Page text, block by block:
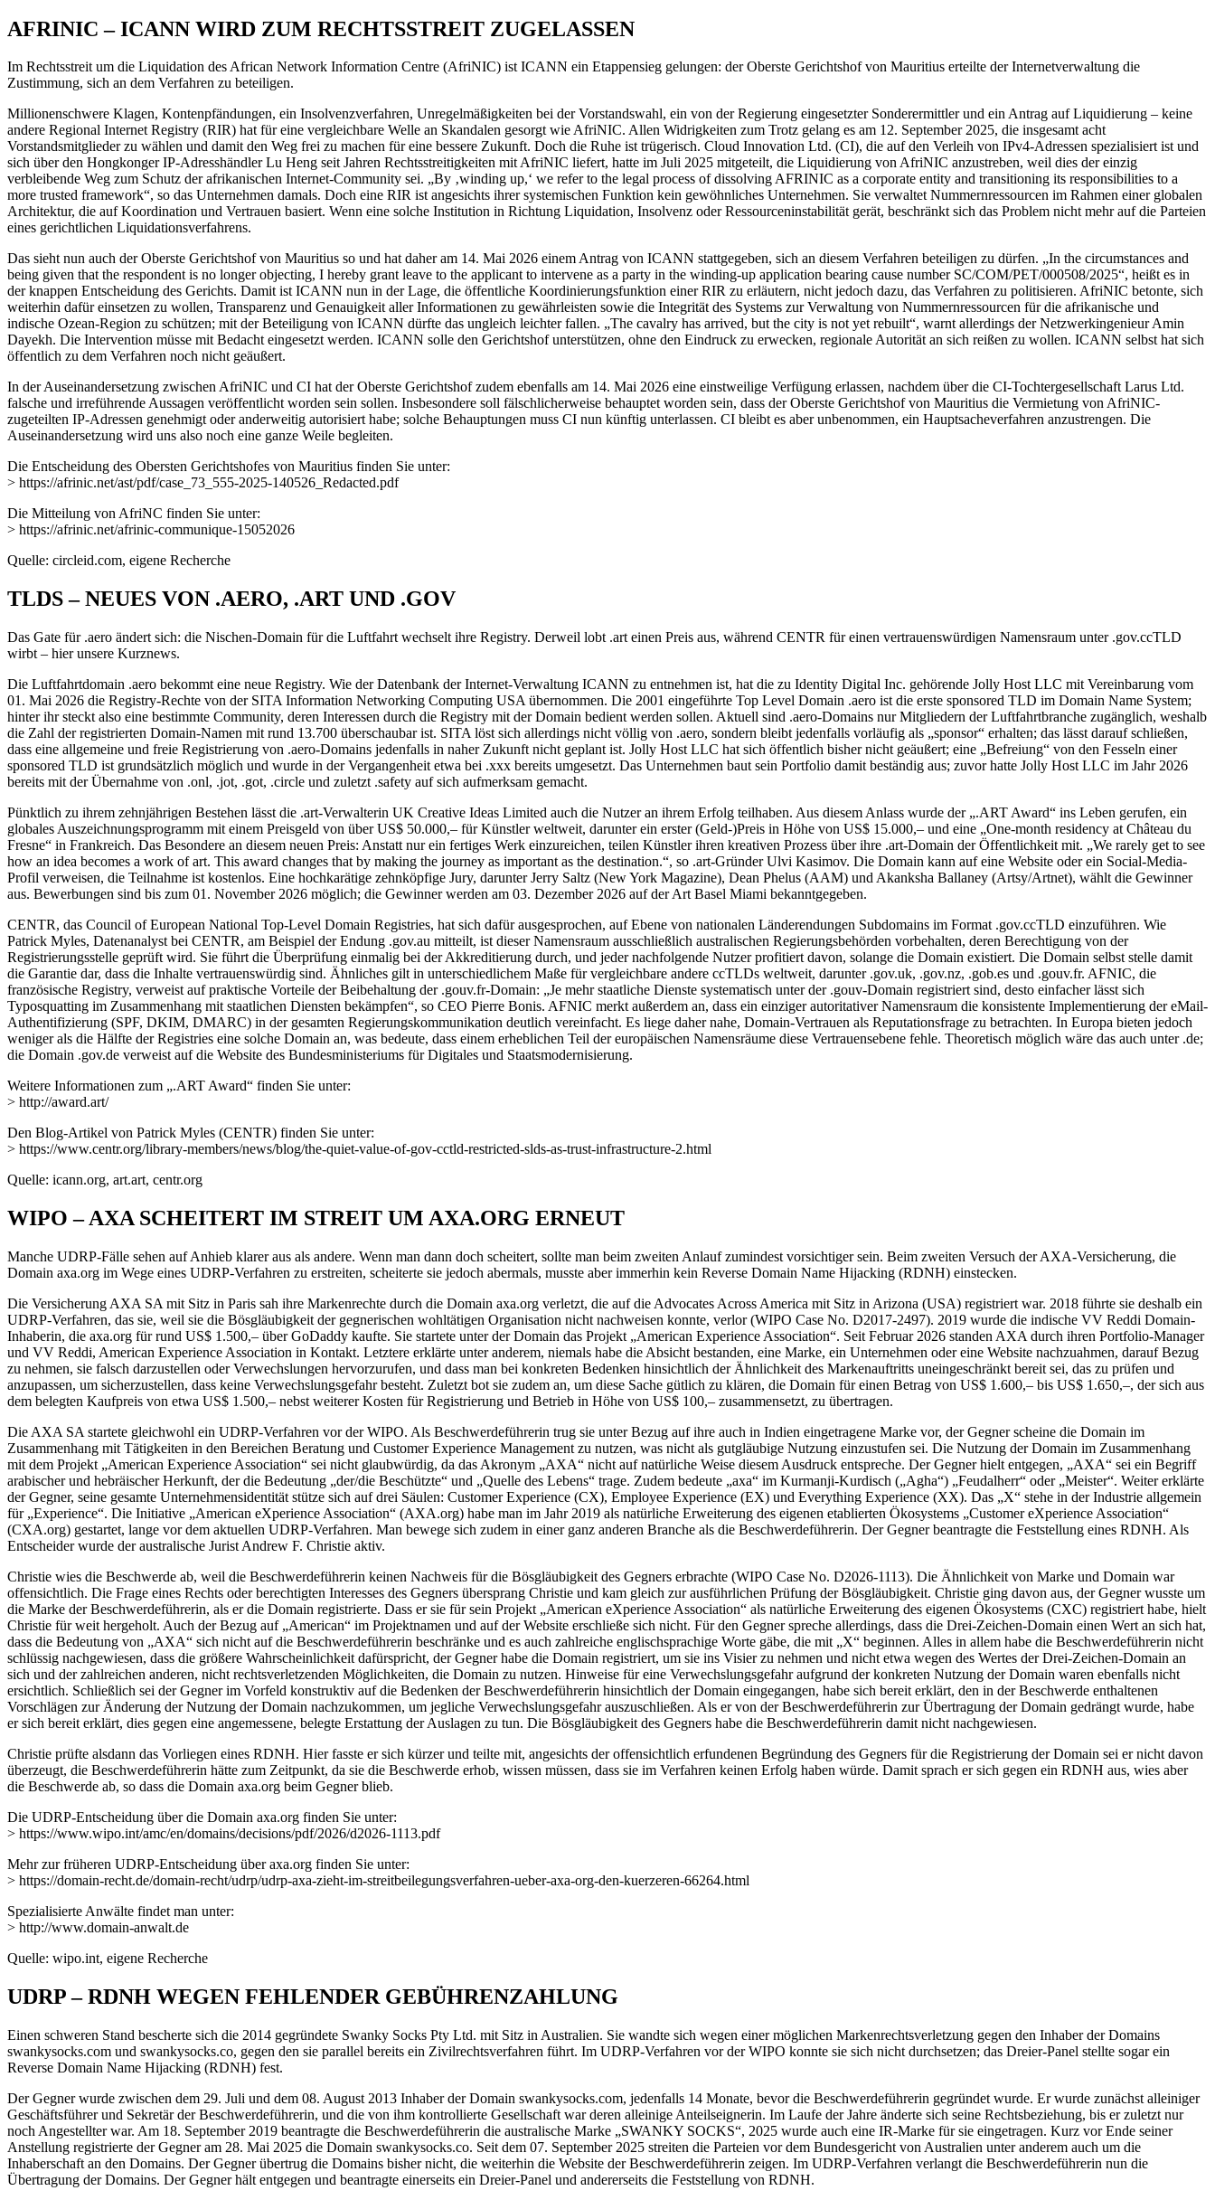
AFRINIC – ICANN WIRD ZUM RECHTSSTREIT ZUGELASSEN
Im Rechtsstreit um die Liquidation des African Network Information Centre (AfriNIC) ist ICANN ein Etappensieg gelungen: der Oberste Gerichtshof von Mauritius erteilte der Internetverwaltung die
Zustimmung, sich an dem Verfahren zu beteiligen.
Millionenschwere Klagen, Kontenpfändungen, ein Insolvenzverfahren, Unregelmäßigkeiten bei der Vorstandswahl, ein von der Regierung eingesetzter Sonderermittler und ein Antrag auf Liquidierung – keine
andere Regional Internet Registry (RIR) hat für eine vergleichbare Welle an Skandalen gesorgt wie AfriNIC. Allen Widrigkeiten zum Trotz gelang es am 12. September 2025, die insgesamt acht
Vorstandsmitglieder zu wählen und damit den Weg frei zu machen für eine bessere Zukunft. Doch die Ruhe ist trügerisch. Cloud Innovation Ltd. (CI), die auf den Verleih von IPv4-Adressen spezialisiert ist und
sich über den Hongkonger IP-Adresshändler Lu Heng seit Jahren Rechtsstreitigkeiten mit AfriNIC liefert, hatte im Juli 2025 mitgeteilt, die Liquidierung von AfriNIC anzustreben, weil dies der einzig
verbleibende Weg zum Schutz der afrikanischen Internet-Community sei. „By ‚winding up,‘ we refer to the legal process of dissolving AFRINIC as a corporate entity and transitioning its responsibilities to a
more trusted framework“, so das Unternehmen damals. Doch eine RIR ist angesichts ihrer systemischen Funktion kein gewöhnliches Unternehmen. Sie verwaltet Nummernressourcen im Rahmen einer globalen
Architektur, die auf Koordination und Vertrauen basiert. Wenn eine solche Institution in Richtung Liquidation, Insolvenz oder Ressourceninstabilität gerät, beschränkt sich das Problem nicht mehr auf die Parteien
eines gerichtlichen Liquidationsverfahrens.
Das sieht nun auch der Oberste Gerichtshof von Mauritius so und hat daher am 14. Mai 2026 einem Antrag von ICANN stattgegeben, sich an diesem Verfahren beteiligen zu dürfen. „In the circumstances and
being given that the respondent is no longer objecting, I hereby grant leave to the applicant to intervene as a party in the winding-up application bearing cause number SC/COM/PET/000508/2025“, heißt es in
der knappen Entscheidung des Gerichts. Damit ist ICANN nun in der Lage, die öffentliche Koordinierungsfunktion einer RIR zu erläutern, nicht jedoch dazu, das Verfahren zu politisieren. AfriNIC betonte, sich
weiterhin dafür einsetzen zu wollen, Transparenz und Genauigkeit aller Informationen zu gewährleisten sowie die Integrität des Systems zur Verwaltung von Nummernressourcen für die afrikanische und
indische Ozean-Region zu schützen; mit der Beteiligung von ICANN dürfte das ungleich leichter fallen. „The cavalry has arrived, but the city is not yet rebuilt“, warnt allerdings der Netzwerkingenieur Amin
Dayekh. Die Intervention müsse mit Bedacht eingesetzt werden. ICANN solle den Gerichtshof unterstützen, ohne den Eindruck zu erwecken, regionale Autorität an sich reißen zu wollen. ICANN selbst hat sich
öffentlich zu dem Verfahren noch nicht geäußert.
In der Auseinandersetzung zwischen AfriNIC und CI hat der Oberste Gerichtshof zudem ebenfalls am 14. Mai 2026 eine einstweilige Verfügung erlassen, nachdem über die CI-Tochtergesellschaft Larus Ltd.
falsche und irreführende Aussagen veröffentlicht worden sein sollen. Insbesondere soll fälschlicherweise behauptet worden sein, dass der Oberste Gerichtshof von Mauritius die Vermietung von AfriNIC-
zugeteilten IP-Adressen genehmigt oder anderweitig autorisiert habe; solche Behauptungen muss CI nun künftig unterlassen. CI bleibt es aber unbenommen, ein Hauptsacheverfahren anzustrengen. Die
Auseinandersetzung wird uns also noch eine ganze Weile begleiten.
Die Entscheidung des Obersten Gerichtshofes von Mauritius finden Sie unter:
> https://afrinic.net/ast/pdf/case_73_555-2025-140526_Redacted.pdf
Die Mitteilung von AfriNC finden Sie unter:
> https://afrinic.net/afrinic-communique-15052026
Quelle: circleid.com, eigene Recherche
TLDS – NEUES VON .AERO, .ART UND .GOV
Das Gate für .aero ändert sich: die Nischen-Domain für die Luftfahrt wechselt ihre Registry. Derweil lobt .art einen Preis aus, während CENTR für einen vertrauenswürdigen Namensraum unter .gov.ccTLD
wirbt – hier unsere Kurznews.
Die Luftfahrtdomain .aero bekommt eine neue Registry. Wie der Datenbank der Internet-Verwaltung ICANN zu entnehmen ist, hat die zu Identity Digital Inc. gehörende Jolly Host LLC mit Vereinbarung vom
01. Mai 2026 die Registry-Rechte von der SITA Information Networking Computing USA übernommen. Die 2001 eingeführte Top Level Domain .aero ist die erste sponsored TLD im Domain Name System;
hinter ihr steckt also eine bestimmte Community, deren Interessen durch die Registry mit der Domain bedient werden sollen. Aktuell sind .aero-Domains nur Mitgliedern der Luftfahrtbranche zugänglich, weshalb
die Zahl der registrierten Domain-Namen mit rund 13.700 überschaubar ist. SITA löst sich allerdings nicht völlig von .aero, sondern bleibt jedenfalls vorläufig als „sponsor“ erhalten; das lässt darauf schließen,
dass eine allgemeine und freie Registrierung von .aero-Domains jedenfalls in naher Zukunft nicht geplant ist. Jolly Host LLC hat sich öffentlich bisher nicht geäußert; eine „Befreiung“ von den Fesseln einer
sponsored TLD ist grundsätzlich möglich und wurde in der Vergangenheit etwa bei .xxx bereits umgesetzt. Das Unternehmen baut sein Portfolio damit beständig aus; zuvor hatte Jolly Host LLC im Jahr 2026
bereits mit der Übernahme von .onl, .jot, .got, .circle und zuletzt .safety auf sich aufmerksam gemacht.
Pünktlich zu ihrem zehnjährigen Bestehen lässt die .art-Verwalterin UK Creative Ideas Limited auch die Nutzer an ihrem Erfolg teilhaben. Aus diesem Anlass wurde der „.ART Award“ ins Leben gerufen, ein
globales Auszeichnungsprogramm mit einem Preisgeld von über US$ 50.000,– für Künstler weltweit, darunter ein erster (Geld-)Preis in Höhe von US$ 15.000,– und eine „One-month residency at Château du
Fresne“ in Frankreich. Das Besondere an diesem neuen Preis: Anstatt nur ein fertiges Werk einzureichen, teilen Künstler ihren kreativen Prozess über ihre .art-Domain der Öffentlichkeit mit. „We rarely get to see
how an idea becomes a work of art. This award changes that by making the journey as important as the destination.“, so .art-Gründer Ulvi Kasimov. Die Domain kann auf eine Website oder ein Social-Media-
Profil verweisen, die Teilnahme ist kostenlos. Eine hochkarätige zehnköpfige Jury, darunter Jerry Saltz (New York Magazine), Dean Phelus (AAM) und Akanksha Ballaney (Artsy/Artnet), wählt die Gewinner
aus. Bewerbungen sind bis zum 01. November 2026 möglich; die Gewinner werden am 03. Dezember 2026 auf der Art Basel Miami bekanntgegeben.
CENTR, das Council of European National Top-Level Domain Registries, hat sich dafür ausgesprochen, auf Ebene von nationalen Länderendungen Subdomains im Format .gov.ccTLD einzuführen. Wie
Patrick Myles, Datenanalyst bei CENTR, am Beispiel der Endung .gov.au mitteilt, ist dieser Namensraum ausschließlich australischen Regierungsbehörden vorbehalten, deren Berechtigung von der
Registrierungsstelle geprüft wird. Sie führt die Überprüfung einmalig bei der Akkreditierung durch, und jeder nachfolgende Nutzer profitiert davon, solange die Domain existiert. Die Domain selbst stelle damit
die Garantie dar, dass die Inhalte vertrauenswürdig sind. Ähnliches gilt in unterschiedlichem Maße für vergleichbare andere ccTLDs weltweit, darunter .gov.uk, .gov.nz, .gob.es und .gouv.fr. AFNIC, die
französische Registry, verweist auf praktische Vorteile der Beibehaltung der .gouv.fr-Domain: „Je mehr staatliche Dienste systematisch unter der .gouv-Domain registriert sind, desto einfacher lässt sich
Typosquatting im Zusammenhang mit staatlichen Diensten bekämpfen“, so CEO Pierre Bonis. AFNIC merkt außerdem an, dass ein einziger autoritativer Namensraum die konsistente Implementierung der eMail-
Authentifizierung (SPF, DKIM, DMARC) in der gesamten Regierungskommunikation deutlich vereinfacht. Es liege daher nahe, Domain-Vertrauen als Reputationsfrage zu betrachten. In Europa bieten jedoch
weniger als die Hälfte der Registries eine solche Domain an, was bedeute, dass einem erheblichen Teil der europäischen Namensräume diese Vertrauensebene fehle. Theoretisch möglich wäre das auch unter .de;
die Domain .gov.de verweist auf die Website des Bundesministeriums für Digitales und Staatsmodernisierung.
Weitere Informationen zum „.ART Award“ finden Sie unter:
> http://award.art/
Den Blog-Artikel von Patrick Myles (CENTR) finden Sie unter:
> https://www.centr.org/library-members/news/blog/the-quiet-value-of-gov-cctld-restricted-slds-as-trust-infrastructure-2.html
Quelle: icann.org, art.art, centr.org
WIPO – AXA SCHEITERT IM STREIT UM AXA.ORG ERNEUT
Manche UDRP-Fälle sehen auf Anhieb klarer aus als andere. Wenn man dann doch scheitert, sollte man beim zweiten Anlauf zumindest vorsichtiger sein. Beim zweiten Versuch der AXA-Versicherung, die
Domain axa.org im Wege eines UDRP-Verfahren zu erstreiten, scheiterte sie jedoch abermals, musste aber immerhin kein Reverse Domain Name Hijacking (RDNH) einstecken.
Die Versicherung AXA SA mit Sitz in Paris sah ihre Markenrechte durch die Domain axa.org verletzt, die auf die Advocates Across America mit Sitz in Arizona (USA) registriert war. 2018 führte sie deshalb ein
UDRP-Verfahren, das sie, weil sie die Bösgläubigkeit der gegnerischen wohltätigen Organisation nicht nachweisen konnte, verlor (WIPO Case No. D2017-2497). 2019 wurde die indische VV Reddi Domain-
Inhaberin, die axa.org für rund US$ 1.500,– über GoDaddy kaufte. Sie startete unter der Domain das Projekt „American Experience Association“. Seit Februar 2026 standen AXA durch ihren Portfolio-Manager
und VV Reddi, American Experience Association in Kontakt. Letztere erklärte unter anderem, niemals habe die Absicht bestanden, eine Marke, ein Unternehmen oder eine Website nachzuahmen, darauf Bezug
zu nehmen, sie falsch darzustellen oder Verwechslungen hervorzurufen, und dass man bei konkreten Bedenken hinsichtlich der Ähnlichkeit des Markenauftritts uneingeschränkt bereit sei, das zu prüfen und
anzupassen, um sicherzustellen, dass keine Verwechslungsgefahr besteht. Zuletzt bot sie zudem an, um diese Sache gütlich zu klären, die Domain für einen Betrag von US$ 1.600,– bis US$ 1.650,–, der sich aus
dem belegten Kaufpreis von etwa US$ 1.500,– nebst weiterer Kosten für Registrierung und Betrieb in Höhe von US$ 100,– zusammensetzt, zu übertragen.
Die AXA SA startete gleichwohl ein UDRP-Verfahren vor der WIPO. Als Beschwerdeführerin trug sie unter Bezug auf ihre auch in Indien eingetragene Marke vor, der Gegner scheine die Domain im
Zusammenhang mit Tätigkeiten in den Bereichen Beratung und Customer Experience Management zu nutzen, was nicht als gutgläubige Nutzung einzustufen sei. Die Nutzung der Domain im Zusammenhang
mit dem Projekt „American Experience Association“ sei nicht glaubwürdig, da das Akronym „AXA“ nicht auf natürliche Weise diesem Ausdruck entspreche. Der Gegner hielt entgegen, „AXA“ sei ein Begriff
arabischer und hebräischer Herkunft, der die Bedeutung „der/die Beschützte“ und „Quelle des Lebens“ trage. Zudem bedeute „axa“ im Kurmanji-Kurdisch („Agha“) „Feudalherr“ oder „Meister“. Weiter erklärte
der Gegner, seine gesamte Unternehmensidentität stütze sich auf drei Säulen: Customer Experience (CX), Employee Experience (EX) und Everything Experience (XX). Das „X“ stehe in der Industrie allgemein
für „Experience“. Die Initiative „American eXperience Association“ (AXA.org) habe man im Jahr 2019 als natürliche Erweiterung des eigenen etablierten Ökosystems „Customer eXperience Association“
(CXA.org) gestartet, lange vor dem aktuellen UDRP-Verfahren. Man bewege sich zudem in einer ganz anderen Branche als die Beschwerdeführerin. Der Gegner beantragte die Feststellung eines RDNH. Als
Entscheider wurde der australische Jurist Andrew F. Christie aktiv.
Christie wies die Beschwerde ab, weil die Beschwerdeführerin keinen Nachweis für die Bösgläubigkeit des Gegners erbrachte (WIPO Case No. D2026-1113). Die Ähnlichkeit von Marke und Domain war
offensichtlich. Die Frage eines Rechts oder berechtigten Interesses des Gegners übersprang Christie und kam gleich zur ausführlichen Prüfung der Bösgläubigkeit. Christie ging davon aus, der Gegner wusste um
die Marke der Beschwerdeführerin, als er die Domain registrierte. Dass er sie für sein Projekt „American eXperience Association“ als natürliche Erweiterung des eigenen Ökosystems (CXC) registriert habe, hielt
Christie für weit hergeholt. Auch der Bezug auf „American“ im Projektnamen und auf der Website erschließe sich nicht. Für den Gegner spreche allerdings, dass die Drei-Zeichen-Domain einen Wert an sich hat,
dass die Bedeutung von „AXA“ sich nicht auf die Beschwerdeführerin beschränke und es auch zahlreiche englischsprachige Worte gäbe, die mit „X“ beginnen. Alles in allem habe die Beschwerdeführerin nicht
schlüssig nachgewiesen, dass die größere Wahrscheinlichkeit dafürspricht, der Gegner habe die Domain registriert, um sie ins Visier zu nehmen und nicht etwa wegen des Wertes der Drei-Zeichen-Domain an
sich und der zahlreichen anderen, nicht rechtsverletzenden Möglichkeiten, die Domain zu nutzen. Hinweise für eine Verwechslungsgefahr aufgrund der konkreten Nutzung der Domain waren ebenfalls nicht
ersichtlich. Schließlich sei der Gegner im Vorfeld konstruktiv auf die Bedenken der Beschwerdeführerin hinsichtlich der Domain eingegangen, habe sich bereit erklärt, den in der Beschwerde enthaltenen
Vorschlägen zur Änderung der Nutzung der Domain nachzukommen, um jegliche Verwechslungsgefahr auszuschließen. Als er von der Beschwerdeführerin zur Übertragung der Domain gedrängt wurde, habe
er sich bereit erklärt, dies gegen eine angemessene, belegte Erstattung der Auslagen zu tun. Die Bösgläubigkeit des Gegners habe die Beschwerdeführerin damit nicht nachgewiesen.
Christie prüfte alsdann das Vorliegen eines RDNH. Hier fasste er sich kürzer und teilte mit, angesichts der offensichtlich erfundenen Begründung des Gegners für die Registrierung der Domain sei er nicht davon
überzeugt, die Beschwerdeführerin hätte zum Zeitpunkt, da sie die Beschwerde erhob, wissen müssen, dass sie im Verfahren keinen Erfolg haben würde. Damit sprach er sich gegen ein RDNH aus, wies aber
die Beschwerde ab, so dass die Domain axa.org beim Gegner blieb.
Die UDRP-Entscheidung über die Domain axa.org finden Sie unter:
> https://www.wipo.int/amc/en/domains/decisions/pdf/2026/d2026-1113.pdf
Mehr zur früheren UDRP-Entscheidung über axa.org finden Sie unter:
> https://domain-recht.de/domain-recht/udrp/udrp-axa-zieht-im-streitbeilegungsverfahren-ueber-axa-org-den-kuerzeren-66264.html
Spezialisierte Anwälte findet man unter:
> http://www.domain-anwalt.de
Quelle: wipo.int, eigene Recherche
UDRP – RDNH WEGEN FEHLENDER GEBÜHRENZAHLUNG
Einen schweren Stand bescherte sich die 2014 gegründete Swanky Socks Pty Ltd. mit Sitz in Australien. Sie wandte sich wegen einer möglichen Markenrechtsverletzung gegen den Inhaber der Domains
swankysocks.com und swankysocks.co, gegen den sie parallel bereits ein Zivilrechtsverfahren führt. Im UDRP-Verfahren vor der WIPO konnte sie sich nicht durchsetzen; das Dreier-Panel stellte sogar ein
Reverse Domain Name Hijacking (RDNH) fest.
Der Gegner wurde zwischen dem 29. Juli und dem 08. August 2013 Inhaber der Domain swankysocks.com, jedenfalls 14 Monate, bevor die Beschwerdeführerin gegründet wurde. Er wurde zunächst alleiniger
Geschäftsführer und Sekretär der Beschwerdeführerin, und die von ihm kontrollierte Gesellschaft war deren alleinige Anteilseignerin. Im Laufe der Jahre änderte sich seine Rechtsbeziehung, bis er zuletzt nur
noch Angestellter war. Am 18. September 2019 beantragte die Beschwerdeführerin die australische Marke „SWANKY SOCKS“, 2025 wurde auch eine IR-Marke für sie eingetragen. Kurz vor Ende seiner
Anstellung registrierte der Gegner am 28. Mai 2025 die Domain swankysocks.co. Seit dem 07. September 2025 streiten die Parteien vor dem Bundesgericht von Australien unter anderem auch um die
Inhaberschaft an den Domains. Der Gegner übertrug die Domains bisher nicht, die weiterhin die Website der Beschwerdeführerin zeigen. Im UDRP-Verfahren verlangt die Beschwerdeführerin nun die
Übertragung der Domains. Der Gegner hält entgegen und beantragte einerseits ein Dreier-Panel und andererseits die Feststellung von RDNH.